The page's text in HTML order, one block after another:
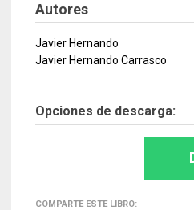
Autores
Javier Hernando
Javier Hernando Carrasco
Opciones de descarga:
COMPARTE ESTE LIBRO: